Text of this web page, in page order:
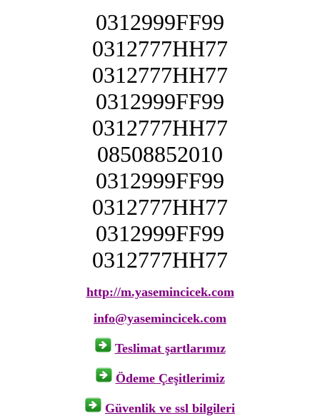
0312999FF99
0312777HH77
0312777HH77
0312999FF99
0312777HH77
08508852010
0312999FF99
0312777HH77
0312999FF99
0312777HH77
http://m.yasemincicek.com
info@yasemincicek.com
Teslimat şartlarımız
Ödeme Çeşitlerimiz
Güvenlik ve ssl bilgileri